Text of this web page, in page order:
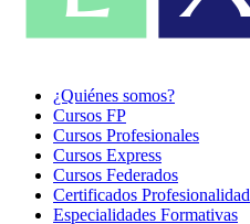
¿Quiénes somos?
Cursos FP
Cursos Profesionales
Cursos Express
Cursos Federados
Certificados Profesionalidad
Especialidades Formativas